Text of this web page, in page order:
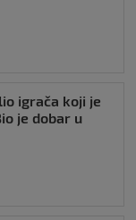
igrača koji je
je dobar u